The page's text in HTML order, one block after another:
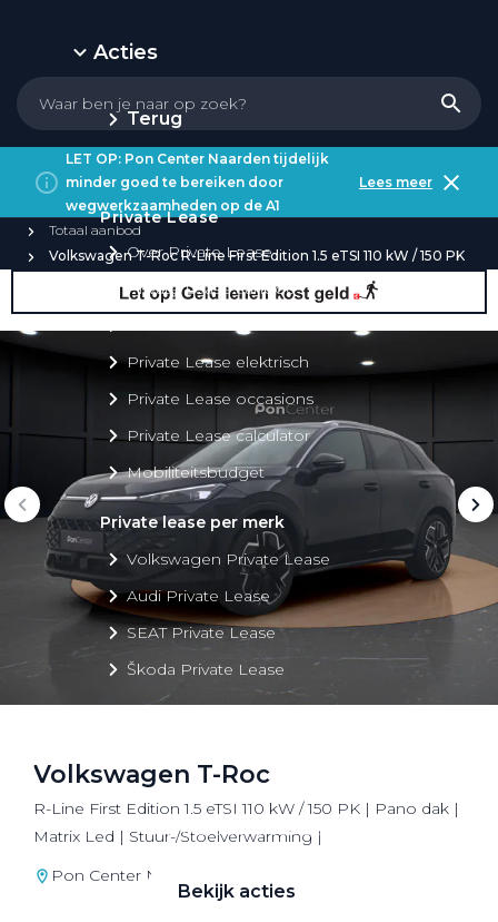
Acties
Terug
Private Lease
Over Private Lease
Private Lease aanbod
Private Lease elektrisch
Private Lease occasions
Private Lease calculator
Mobiliteitsbudget
Private lease per merk
Volkswagen Private Lease
Audi Private Lease
SEAT Private Lease
Škoda Private Lease
Bekijk alle aanbiedingen
Bekijk acties
LET OP: Pon Center Naarden tijdelijk
minder goed te bereiken door
wegwerkzaamheden op de A1
Lees meer
Totaal aanbod
Volkswagen T-Roc R-Line First Edition 1.5 eTSI 110 kW / 150 PK
Volkswagen T-Roc
R-Line First Edition 1.5 eTSI 110 kW / 150 PK | Pano dak |
Matrix Led | Stuur-/Stoelverwarming |
Pon Center Nijkerk